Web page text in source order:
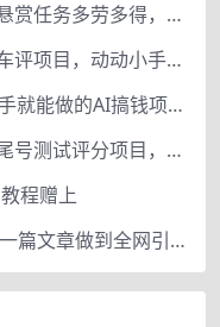
赏帮赚悬赏奖励到账200元，悬赏任务多劳多得，人人可做。
《188个赚钱项目-183》有驾车评项目，动动小手，复制粘贴赚44元！
上架2小时收入630+，只要有手就能做的AI搞钱项目，奶奶看完都能学会!
《188个赚钱项目-180》手机尾号测试评分项目，短视频直播日赚200+
程赠上
网创公众号个人ip项目，仅用一篇文章做到全网引流！